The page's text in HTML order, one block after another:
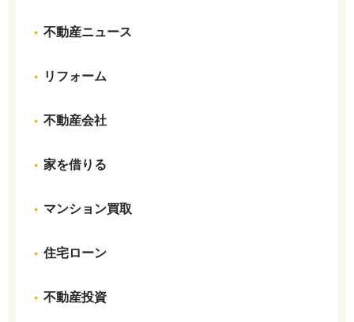
不動産ニュース
リフォーム
不動産会社
家を借りる
マンション買取
住宅ローン
不動産投資